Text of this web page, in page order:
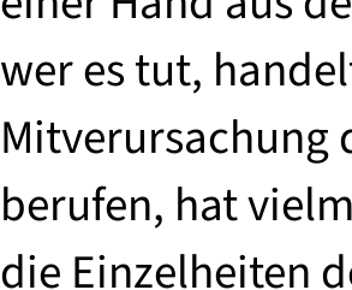
wer es tut,
Mitverursachung
berufen, hat
die Einzelheiten